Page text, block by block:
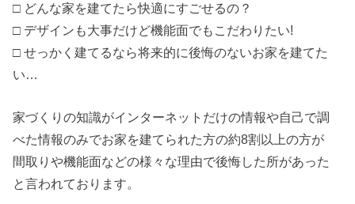
□ どんな家を建てたら快適にすごせるの？
□ デザインも大事だけど機能面でもこだわりたい!
□ せっかく建てるなら将来的に後悔のないお家を建てた
い…
家づくりの知識がインターネットだけの情報や自己で調
べた情報のみでお家を建てられた方の約8割以上の方が
間取りや機能面などの様々な理由で後悔した所があった
と言われております。